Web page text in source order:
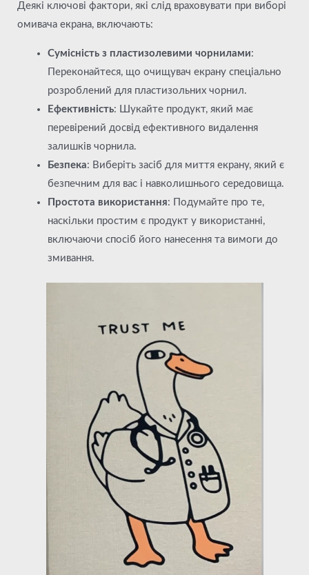
Деякі ключові фактори, які слід враховувати при виборі
омивача екрана, включають:
Сумісність з пластизолевими чорнилами:
Переконайтеся, що очищувач екрану спеціально
розроблений для пластизольних чорнил.
Ефективність: Шукайте продукт, який має
перевірений досвід ефективного видалення
залишків чорнила.
Безпека: Виберіть засіб для миття екрану, який є
безпечним для вас і навколишнього середовища.
Простота використання: Подумайте про те,
наскільки простим є продукт у використанні,
включаючи спосіб його нанесення та вимоги до
змивання.